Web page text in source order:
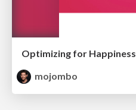
Optimizing for Happiness
mojombo